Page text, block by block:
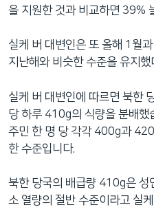
을 지원한 것과 비교하면 39%
실케 버 대변인은 또 올해 1월
지난해와 비슷한 수준을 유지했
실케 버 대변인에 따르면 북한
당 하루 410g의 식량을 분배했
주민 한 명 당 각각 400g과
한 수준입니다.
북한 당국의 배급량 410g은 성
소 열량의 절반 수준이라고 실